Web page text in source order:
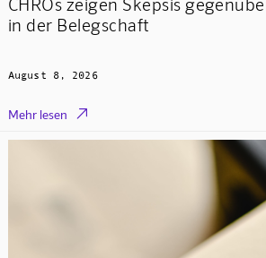
in der Belegschaft
August 8, 2026
Mehr lesen 